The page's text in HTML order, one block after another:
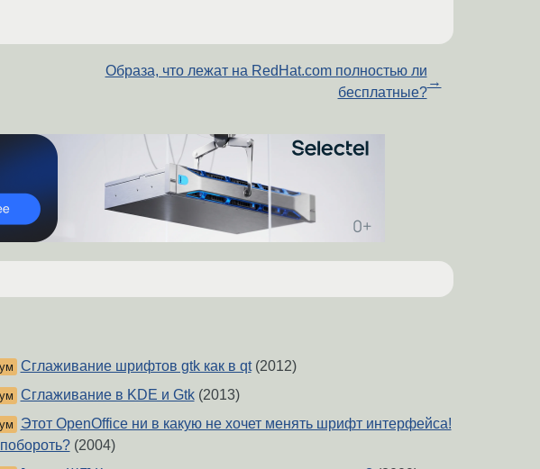
Образа, что лежат на RedHat.com полностью ли
бесплатные?
→
Сглаживание шрифтов gtk как в qt(2012)
Сглаживание в KDE и Gtk(2013)
Этот OpenOffice ни в какую не хочет менять шрифт интерфейса!
(2004)